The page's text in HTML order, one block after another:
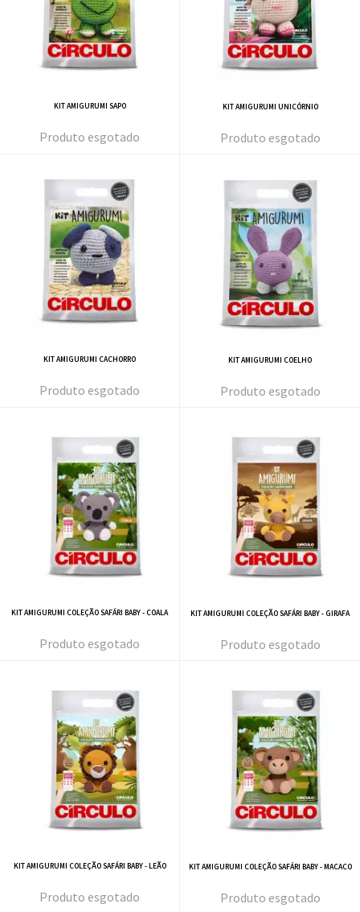
KIT AMIGURUMI SAPO
esgotado
KIT AMIGURUMI UNICÓRNIO
esgotado
KIT AMIGURUMI CACHORRO
esgotado
KIT AMIGURUMI COELHO
esgotado
KIT AMIGURUMI COLEÇÃO SAFÁRI BABY - COALA
esgotado
KIT AMIGURUMI COLEÇÃO SAFÁRI BABY - GIRAFA
esgotado
KIT AMIGURUMI COLEÇÃO SAFÁRI BABY - LEÃO
esgotado
KIT AMIGURUMI COLEÇÃO SAFÁRI BABY - MACACO
esgotado